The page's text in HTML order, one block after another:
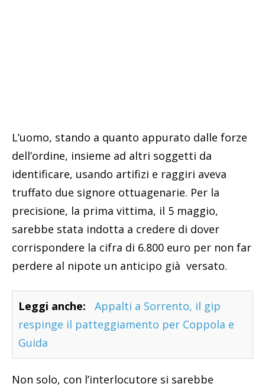
L’uomo, stando a quanto appurato dalle forze
dell’ordine, insieme ad altri soggetti da
identificare, usando artifizi e raggiri aveva
truffato due signore ottuagenarie. Per la
precisione, la prima vittima, il 5 maggio,
sarebbe stata indotta a credere di dover
corrispondere la cifra di 6.800 euro per non far
perdere al nipote un anticipo già versato.
Leggi anche:
Appalti a Sorrento, il gip
respinge il patteggiamento per Coppola e
Guida
Non solo, con l’interlocutore si sarebbe